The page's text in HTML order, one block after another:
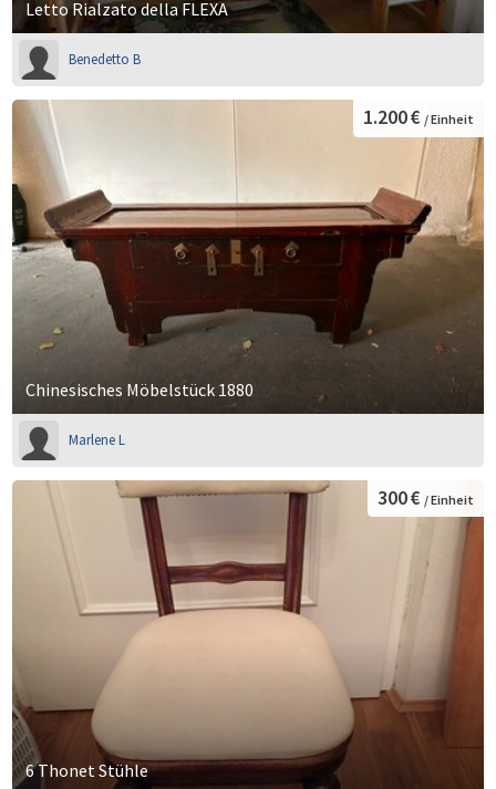
Letto Rialzato della FLEXA
Benedetto B
Chinesisches Möbelstück 1880
1.200 € / Einheit
Marlene L
6 Thonet Stühle
300 € / Einheit